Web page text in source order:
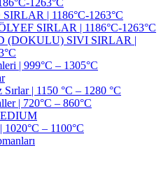
1263°C
| 1186°C-1263°C
SIRLAR | 1186°C-1263°C
(DOKULU) SIVI SIRLAR |
| 999°C – 1305°C
| 1150 °C – 1280 °C
| 720°C – 860°C
1020°C – 1100°C